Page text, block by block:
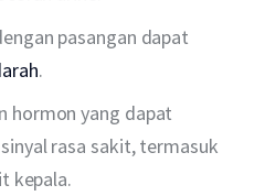
pasangan dapat
.
hormon yang dapat
rasa sakit, termasuk
kepala.